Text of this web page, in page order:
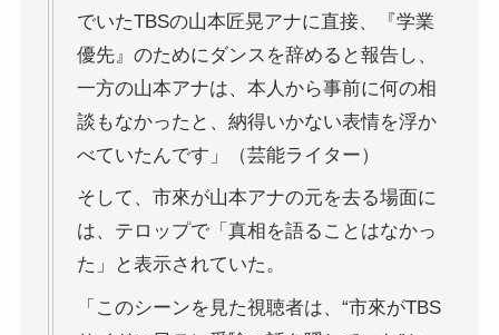
でいたTBSの山本匠晃アナに直接、『学業
優先』のためにダンスを辞めると報告し、
一方の山本アナは、本人から事前に何の相
談もなかったと、納得いかない表情を浮か
べていたんです」（芸能ライター）
そして、市來が山本アナの元を去る場面に
は、テロップで「真相を語ることはなかっ
た」と表示されていた。
「このシーンを見た視聴者は、“市來がTBS